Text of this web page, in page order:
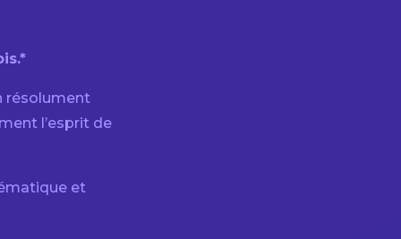
résolument
l’esprit de
et